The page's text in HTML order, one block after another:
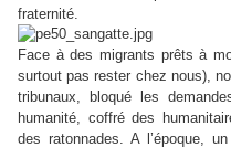
fraternité.
Face à des migrants prêts à
surtout pas rester chez nous),
tribunaux, bloqué les
humanité, coffré des
des ratonnades. A l’époque,